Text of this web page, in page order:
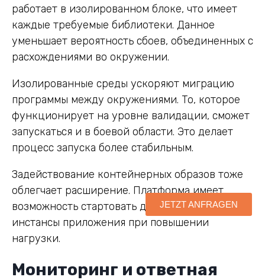
работает в изолированном блоке, что имеет
каждые требуемые библиотеки. Данное
уменьшает вероятность сбоев, объединенных с
расхождениями во окружении.
Изолированные среды ускоряют миграцию
программы между окружениями. То, которое
функционирует на уровне валидации, сможет
запускаться и в боевой области. Это делает
процесс запуска более стабильным.
Задействование контейнерных образов тоже
облегчает расширение. Платформа имеет
возможность стартовать дополнительные
инстансы приложения при повышении
нагрузки.
Мониторинг и ответная
JETZT ANFRAGEN